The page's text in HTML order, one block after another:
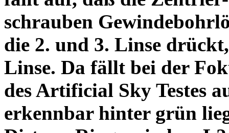
schrauben
die 2. und 3. Linse
Linse. Da fällt bei der
des Artificial Sky Testes
erkennbar hinter grün